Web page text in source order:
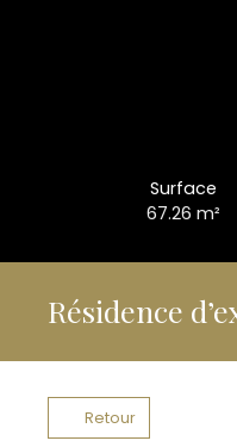
Surface
67.26 m²
Résidence
Retour